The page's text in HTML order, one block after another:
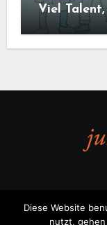
Viel
Diese Website
nutzt,